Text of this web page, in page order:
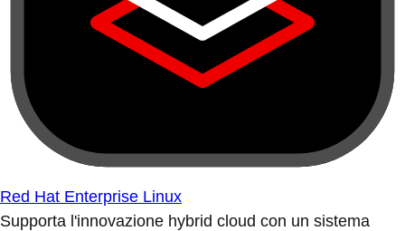
Red Hat Enterprise Linux
Supporta l'innovazione hybrid cloud con un sistema